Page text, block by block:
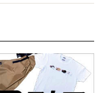
ていますので、最後まで